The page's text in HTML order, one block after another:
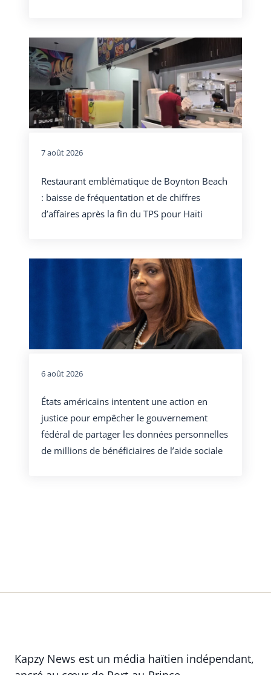
7 août 2026
Restaurant emblématique de Boynton Beach
: baisse de fréquentation et de chiffres
d’affaires après la fin du TPS pour Haïti
6 août 2026
États américains intentent une action en
justice pour empêcher le gouvernement
fédéral de partager les données personnelles
de millions de bénéficiaires de l’aide sociale
Kapzy News est un média haïtien indépendant,